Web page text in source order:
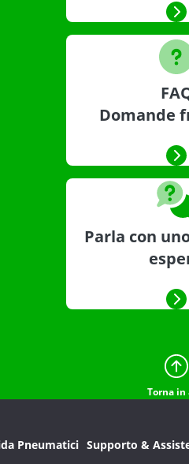
Domande
Parla con
Torna in
Pneumatici Supporto &